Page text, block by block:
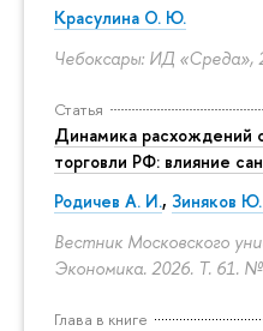
Красулина О. Ю.
Чебоксары: ИД «Среда»,
Статья
Динамика расхождений
торговли РФ: влияние
Родичев А. И., Зиняков
Вестник Московского
Экономика. 2026. Т. 61.
Глава в книге